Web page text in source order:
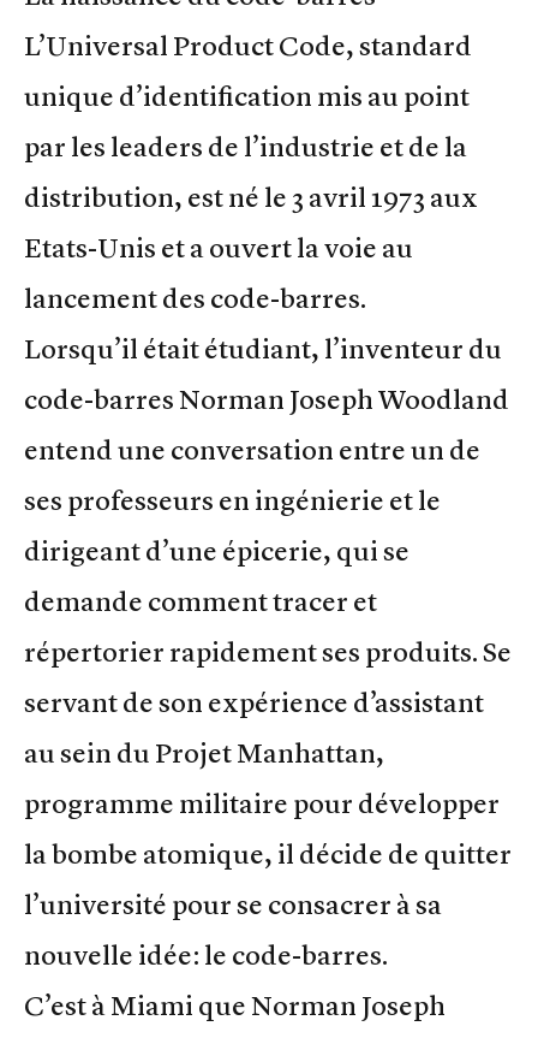
L’Universal Product Code, standard
unique d’identification mis au point
par les leaders de l’industrie et de la
distribution, est né le 3 avril 1973 aux
Etats-Unis et a ouvert la voie au
lancement des code-barres.
Lorsqu’il était étudiant, l’inventeur du
code-barres Norman Joseph Woodland
entend une conversation entre un de
ses professeurs en ingénierie et le
dirigeant d’une épicerie, qui se
demande comment tracer et
répertorier rapidement ses produits. Se
servant de son expérience d’assistant
au sein du Projet Manhattan,
programme militaire pour développer
la bombe atomique, il décide de quitter
l’université pour se consacrer à sa
nouvelle idée: le code-barres.
C’est à Miami que Norman Joseph